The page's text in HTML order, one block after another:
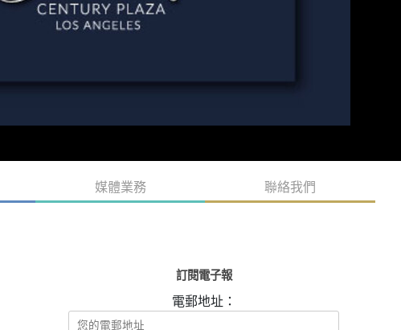
媒體業務 聯絡我們
訂閱電子報
電郵地址：